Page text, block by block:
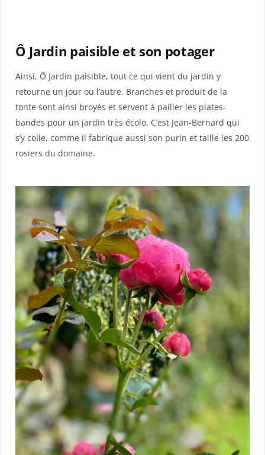
Ô Jardin paisible et son potager
Ainsi, Ô Jardin paisible, tout ce qui vient du jardin y
retourne un jour ou l’autre. Branches et produit de la
tonte sont ainsi broyés et servent à pailler les plates-
bandes pour un jardin très écolo. C’est Jean-Bernard qui
s’y colle, comme il fabrique aussi son purin et taille les 200
rosiers du domaine.